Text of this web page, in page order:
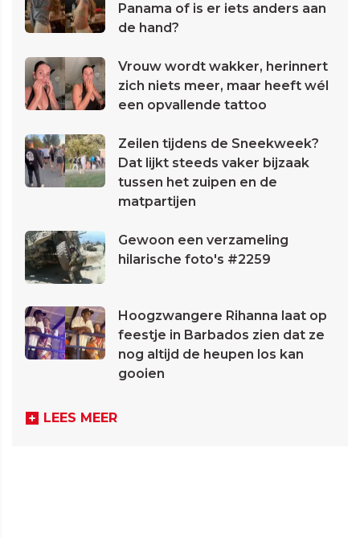
Panama of is er iets anders aan
de hand?
Vrouw wordt wakker, herinnert
zich niets meer, maar heeft wél
een opvallende tattoo
Zeilen tijdens de Sneekweek?
Dat lijkt steeds vaker bijzaak
tussen het zuipen en de
matpartijen
Gewoon een verzameling
hilarische foto's #2259
Hoogzwangere Rihanna laat op
feestje in Barbados zien dat ze
nog altijd de heupen los kan
gooien
LEES MEER